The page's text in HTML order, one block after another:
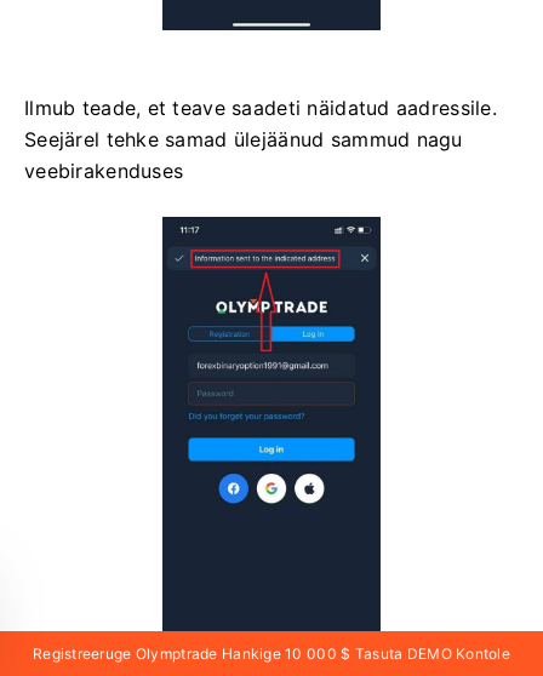
Ilmub teade, et teave saadeti näidatud aadressile.
Seejärel tehke samad ülejäänud sammud nagu
veebirakenduses
Registreeruge Olymptrade Hankige 10 000 $ Tasuta DEMO Kontole